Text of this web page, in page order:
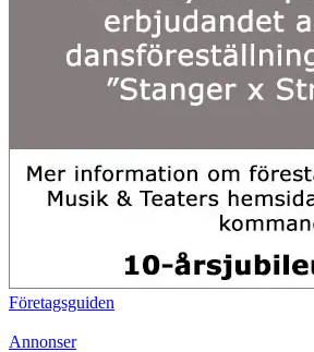
Företagsguiden
Annonser